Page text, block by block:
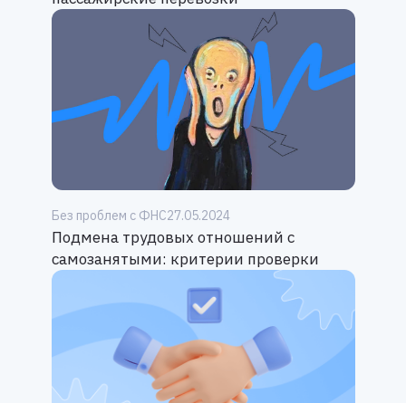
Без проблем с ФНС27.05.2024
Подмена трудовых отношений с
самозанятыми: критерии проверки